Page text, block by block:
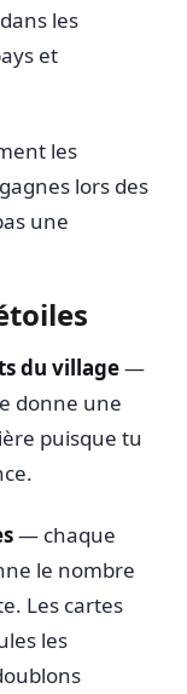
les
et
les
lors des
une
du village—
donne une
puisque tu
— chaque
le nombre
Les cartes
les